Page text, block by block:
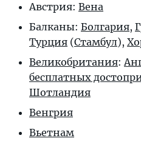
Австрия: Вена
Балканы: Болгария,
Турция (Стамбул),
Великобритания:
бесплатных
Шотландия
Венгрия
Вьетнам